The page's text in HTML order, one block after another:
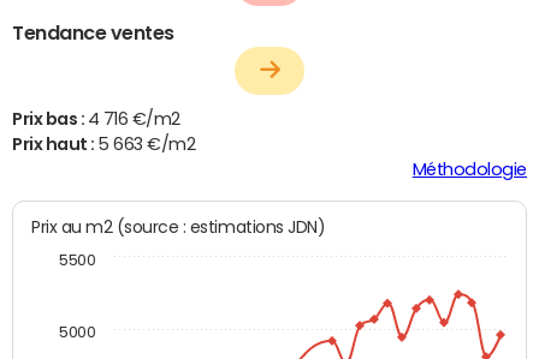
Tendance ventes
Prix bas : 4 716 €/m2
Prix haut : 5 663 €/m2
Méthodologie
Prix au m2 (source : estimations JDN)
5000
5500